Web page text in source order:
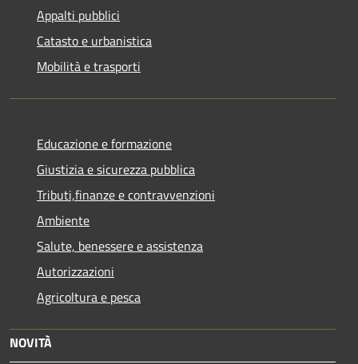
Appalti pubblici
Catasto e urbanistica
Mobilità e trasporti
Educazione e formazione
Giustizia e sicurezza pubblica
Tributi,finanze e contravvenzioni
Ambiente
Salute, benessere e assistenza
Autorizzazioni
Agricoltura e pesca
NOVITÀ